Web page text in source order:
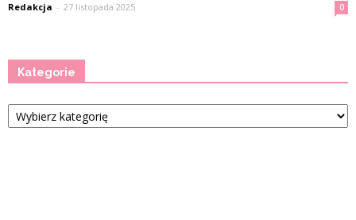
Redakcja - 27 listopada 2025 0
Kategorie
Kategorie